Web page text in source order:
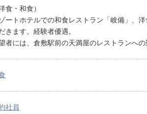
洋食・和食）
ートホテルでの和食レストラン「岐備」、
きます。経験者優遇。
者には、倉敷駅前の天満屋のレストランへ
社員